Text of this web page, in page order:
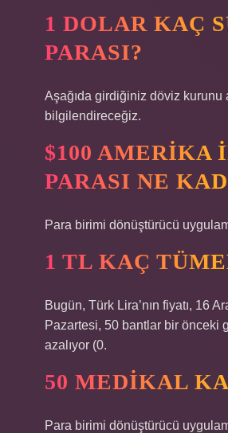
1 DOLAR KAÇ
PARASI?
Aşağıda girdiğiniz döviz kurunu
bilgilendireceğiz.
$100 AMERIKA
PARASI NE
Para birimi dönüştürücü
1 TL KAÇ
Bugün, Türk Lira’nın fiyatı, 16
Pazartesi, 50 bantlar bir önceki
azalıyor (0.
50 MEDIKAL
Para birimi dönüştürücü